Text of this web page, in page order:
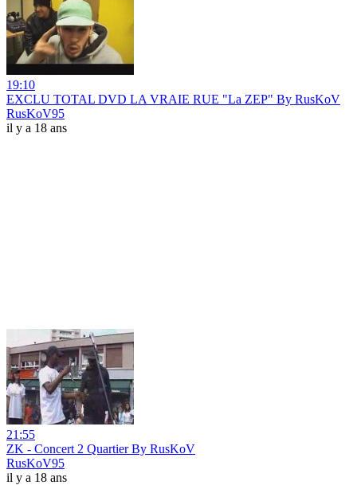
19:10
EXCLU TOTAL DVD LA VRAIE RUE "La ZEP" By RusKoV
RusKoV95
il y a 18 ans
21:55
ZK - Concert 2 Quartier By RusKoV
RusKoV95
il y a 18 ans